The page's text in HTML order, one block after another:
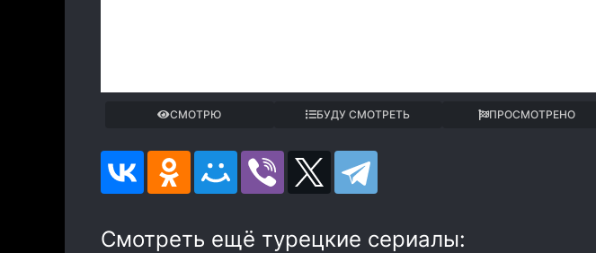
СМОТРЮ БУДУ СМОТРЕТЬ ПРОСМОТРЕНО
Смотреть ещё турецкие сериалы: